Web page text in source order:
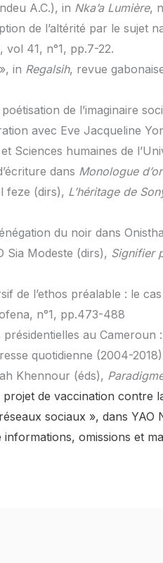
A.C.), in Nka’a Lumière,
de l’altérité par le sujet
vol 41, n°1, pp.7-22.
in Regalsih, revue
de l’imaginaire
avec Eve Jacqueline
Sciences humaines de
dans Monologue d’or
feze (dirs), L’héritage de
du noir dans
Sia Modeste (dirs), Signifier
de l’ethos préalable : le
n°1, pp.473-488
au Cameroun
quotidienne (2004-
Khennour (éds),
de vaccination contre
sociaux », dans YAO
omissions et